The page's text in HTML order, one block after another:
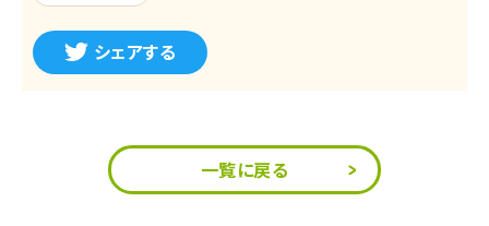
シェアする
一覧に戻る